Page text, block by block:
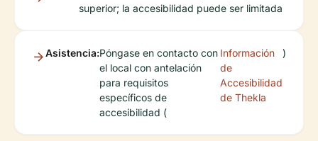
superior; la accesibilidad puede ser limitada
Asistencia:Póngase en contacto con
el local con antelación
para requisitos
específicos de
accesibilidad (
Información
de
Accesibilidad
de Thekla
)